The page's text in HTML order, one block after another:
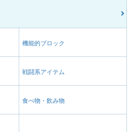
機能的ブロック
戦闘系アイテム
食べ物・飲み物